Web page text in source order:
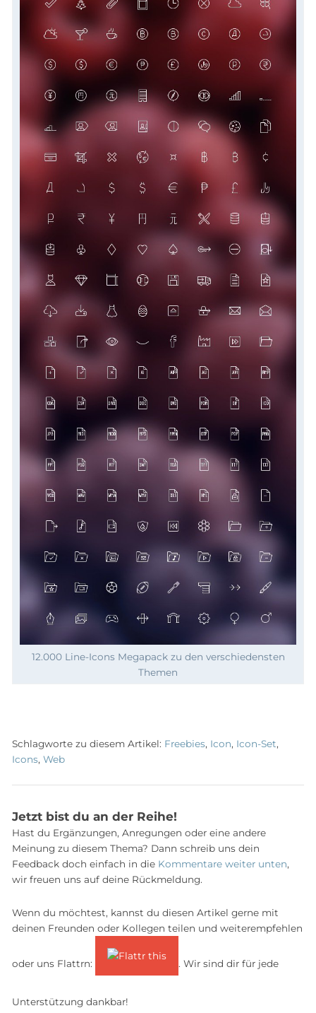
12.000 Line-Icons Megapack zu den verschiedensten
Themen
Schlagworte zu diesem Artikel: Freebies, Icon, Icon-Set,
Icons, Web
Jetzt bist du an der Reihe!
Hast du Ergänzungen, Anregungen oder eine andere
Meinung zu diesem Thema? Dann schreib uns dein
Feedback doch einfach in die Kommentare weiter unten,
wir freuen uns auf deine Rückmeldung.
Wenn du möchtest, kannst du diesen Artikel gerne mit
deinen Freunden oder Kollegen teilen und weiterempfehlen
oder uns Flattrn: . Wir sind dir für jede
Unterstützung dankbar!